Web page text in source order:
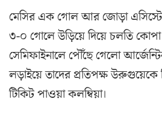
মেসির এক গোল আর জোড়া
৩-০ গোলে উড়িয়ে দিয়ে চলতি
সেমিফাইনালে পৌঁছে গেলো
লড়াইয়ে তাদের প্রতিপক্ষ উরুগুয়েকে
টিকিট পাওয়া কলম্বিয়া।